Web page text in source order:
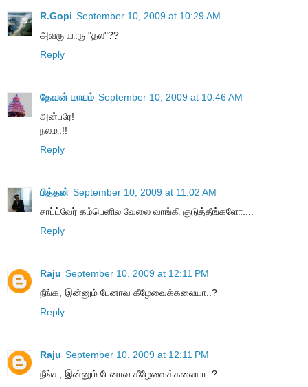
R.Gopi September 10, 2009 at 10:29 AM
அவரு யாரு "தல"??
Reply
தேவன் மாயம் September 10, 2009 at 10:46 AM
அன்பரே!
நலமா!!
Reply
பித்தன் September 10, 2009 at 11:02 AM
சாப்ட்வேர் கம்பெனில வேலை வாங்கி குடுத்தீங்களோ....
Reply
Raju September 10, 2009 at 12:11 PM
நீங்க, இன்னும் பேனாவ கீழேவைக்கலையா..?
Reply
Raju September 10, 2009 at 12:11 PM
நீங்க, இன்னும் பேனாவ கீழேவைக்கலையா..?